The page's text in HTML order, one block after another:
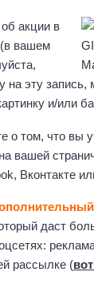
акции в
вашем
на эту запись,
и/или
о том, что вы
вашей
Вконтакте
даст
рассылке (